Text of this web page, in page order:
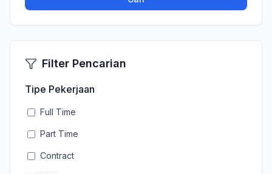
Filter Pencarian
Tipe Pekerjaan
Full Time
Part Time
Contract